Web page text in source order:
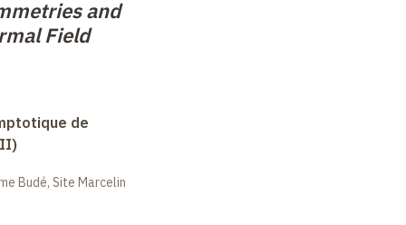
and
Field
de
Budé, Site Marcelin